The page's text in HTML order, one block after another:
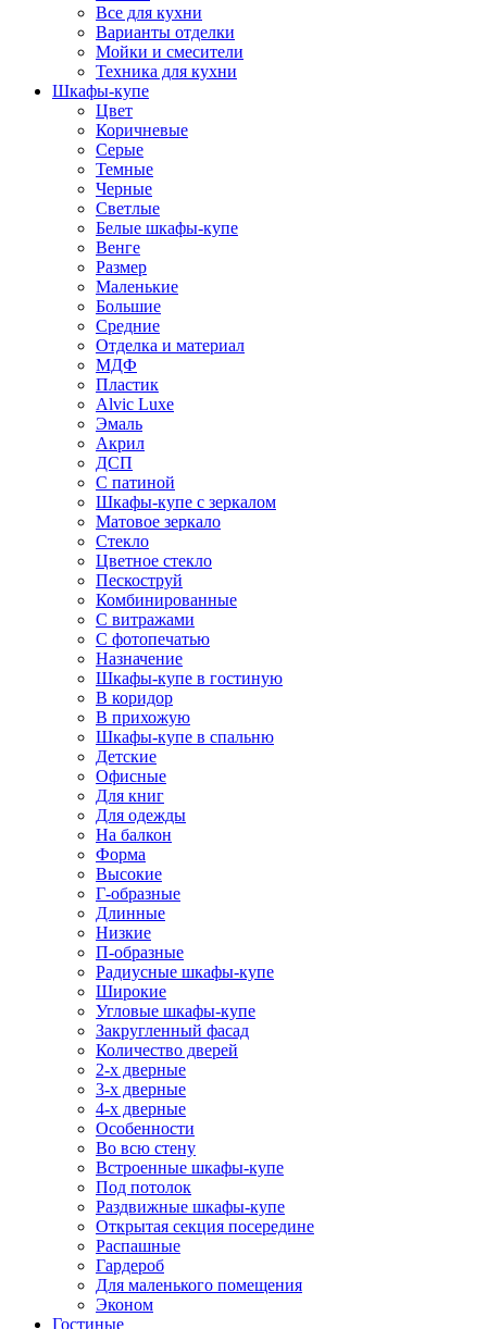
Все для кухни
Варианты отделки
Мойки и смесители
Техника для кухни
Шкафы-купе
Цвет
Коричневые
Серые
Темные
Черные
Светлые
Белые шкафы-купе
Венге
Размер
Маленькие
Большие
Средние
Отделка и материал
МДФ
Пластик
Alvic Luxe
Эмаль
Акрил
ДСП
С патиной
Шкафы-купе с зеркалом
Матовое зеркало
Стекло
Цветное стекло
Пескоструй
Комбинированные
С витражами
С фотопечатью
Назначение
Шкафы-купе в гостиную
В коридор
В прихожую
Шкафы-купе в спальню
Детские
Офисные
Для книг
Для одежды
На балкон
Форма
Высокие
Г-образные
Длинные
Низкие
П-образные
Радиусные шкафы-купе
Широкие
Угловые шкафы-купе
Закругленный фасад
Количество дверей
2-х дверные
3-х дверные
4-х дверные
Особенности
Во всю стену
Встроенные шкафы-купе
Под потолок
Раздвижные шкафы-купе
Открытая секция посередине
Распашные
Гардероб
Для маленького помещения
Эконом
Гостиные